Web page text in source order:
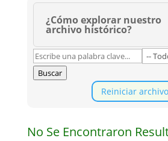
¿Cómo explorar nuestro
archivo histórico?
Buscar
Reiniciar archivo
No Se Encontraron